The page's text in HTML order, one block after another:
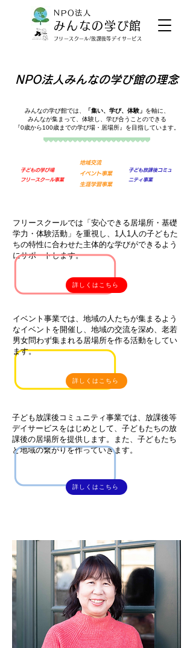
NPO法人
みんなの学び館
​フリースクール/放課後等デイサービス
NPO法人みんなの学び館の理念
みんなの学び館では、 「集い、学び、体験」 を軸に、
みんなが集まって、体験し、学び合うことのできる
『0歳から100歳までの学び場・居場所』を目指しています。
子どもの学び場
フリースクール事業
地域交流
イベント事業
​生涯学習事業
子ども放課後コミュ
ニティ事業
フリースクールでは「安心できる居場所・基礎
学力・体験活動」を重視し、1人1人の子どもた
ちの特性に合わせた主体的な学びができるよう
にサポートします。
詳しくはこちら
イベント事業では、地域の人たちが集まるよう
なイベントを開催し、地域の交流を深め、老若
男女問わず集まれる居場所を作る活動をしてい
ます。
詳しくはこちら
子ども放課後コミュニティ事業では、放課後等
デイサービスをはじめとして、子どもたちの放
課後の居場所を提供します。また、子どもたち
と地域の繋がりを作っていきます。
詳しくはこちら